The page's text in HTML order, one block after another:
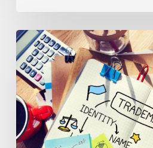
Etiquette,
marque
et
Loi
Evin
pour
les